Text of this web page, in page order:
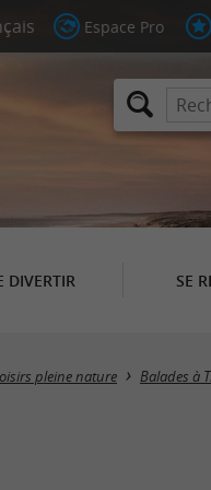
Espace Pro
DIVERTIR SE
pleine nature Balades à